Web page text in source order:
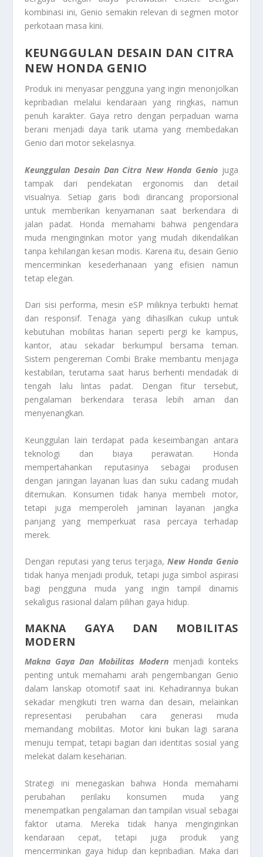
kombinasi ini, Genio semakin relevan di segmen motor
perkotaan masa kini.
KEUNGGULAN DESAIN DAN CITRA
NEW HONDA GENIO
Produk ini menyasar pengguna yang ingin menonjolkan
kepribadian melalui kendaraan yang ringkas, namun
penuh karakter. Gaya retro dengan perpaduan warna
berani menjadi daya tarik utama yang membedakan
Genio dari motor sekelasnya.
Keunggulan Desain Dan Citra New Honda Genio juga
tampak dari pendekatan ergonomis dan detail
visualnya. Setiap garis bodi dirancang proporsional
untuk memberikan kenyamanan saat berkendara di
jalan padat. Honda memahami bahwa pengendara
muda menginginkan motor yang mudah dikendalikan
tanpa kehilangan kesan modis. Karena itu, desain Genio
mencerminkan kesederhanaan yang efisien namun
tetap elegan.
Dari sisi performa, mesin eSP miliknya terbukti hemat
dan responsif. Tenaga yang dihasilkan cukup untuk
kebutuhan mobilitas harian seperti pergi ke kampus,
kantor, atau sekadar berkumpul bersama teman.
Sistem pengereman Combi Brake membantu menjaga
kestabilan, terutama saat harus berhenti mendadak di
tengah lalu lintas padat. Dengan fitur tersebut,
pengalaman berkendara terasa lebih aman dan
menyenangkan.
Keunggulan lain terdapat pada keseimbangan antara
teknologi dan biaya perawatan. Honda
mempertahankan reputasinya sebagai produsen
dengan jaringan layanan luas dan suku cadang mudah
ditemukan. Konsumen tidak hanya membeli motor,
tetapi juga memperoleh jaminan layanan jangka
panjang yang memperkuat rasa percaya terhadap
merek.
Dengan reputasi yang terus terjaga,New Honda Genio
tidak hanya menjadi produk, tetapi juga simbol aspirasi
bagi pengguna muda yang ingin tampil dinamis
sekaligus rasional dalam pilihan gaya hidup.
MAKNA GAYA DAN MOBILITAS
MODERN
Makna Gaya Dan Mobilitas Modernmenjadi konteks
penting untuk memahami arah pengembangan Genio
dalam lanskap otomotif saat ini. Kehadirannya bukan
sekadar mengikuti tren warna dan desain, melainkan
representasi perubahan cara generasi muda
memandang mobilitas. Motor kini bukan lagi sarana
menuju tempat, tetapi bagian dari identitas sosial yang
melekat dalam keseharian.
Strategi ini menegaskan bahwa Honda memahami
perubahan perilaku konsumen muda yang
menempatkan pengalaman dan tampilan visual sebagai
faktor utama. Mereka tidak hanya menginginkan
kendaraan cepat, tetapi juga produk yang
mencerminkan gaya hidup dan kepribadian. Maka dari